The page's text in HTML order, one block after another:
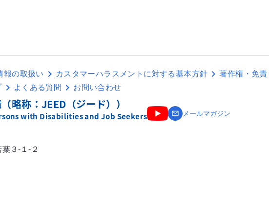
報の取扱い カスタマーハラスメントに対する基本方針 著作権・免責
よくある質問 お問い合わせ
略称：JEED（ジード））
with Disabilities and Job Seekers
３-１-２
email メールマガジン